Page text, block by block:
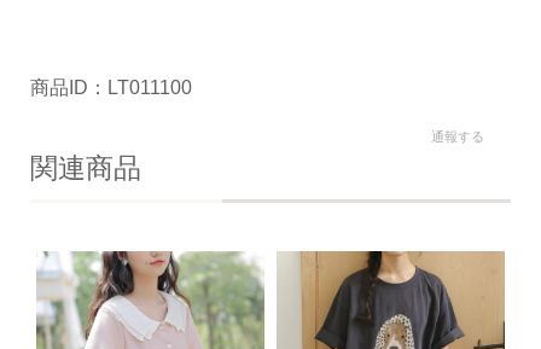
商品ID：LT011100
通報する
関連商品